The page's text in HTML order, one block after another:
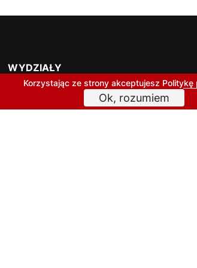
WYDZIAŁY
Korzystając ze strony akceptujesz Politykę
Ok, rozumiem